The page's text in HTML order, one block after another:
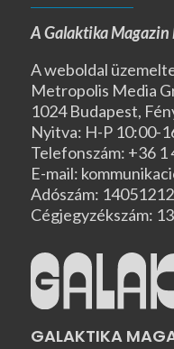
A Galaktika
A weboldal
Metropolis Media
1024 Budapest,
Nyitva: H-P 10:00-
Telefonszám: +36 1
E-mail:
Adószám:
Cégjegyzékszám:
GALAKTIKA